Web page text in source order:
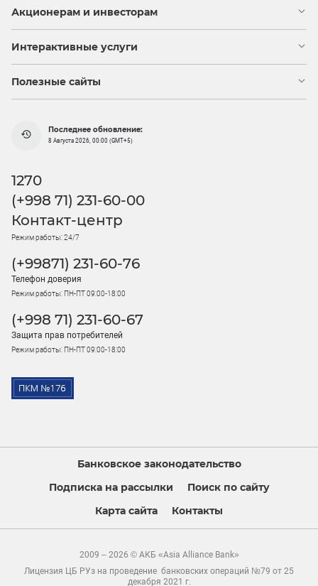
Акционерам и инвесторам
Интерактивные услуги
Полезные сайты
Последнее обновление:
8 Августа 2026, 00:00 (GMT+5)
1270
(+998 71) 231-60-00
Контакт-центр
Режим работы: 24/7
(+99871) 231-60-76
Телефон доверия
Режим работы: ПН-ПТ 09:00-18:00
(+998 71) 231-60-67
Защита прав потребителей
Режим работы: ПН-ПТ 09:00-18:00
Банковское законодательство
Подписка на рассылки
Поиск по сайту
Карта сайта
Контакты
2009 – 2026 © АКБ «Asia Alliance Bank»
Лицензия ЦБ РУз на проведение банковских операций №79 от 25
декабря 2021 г.